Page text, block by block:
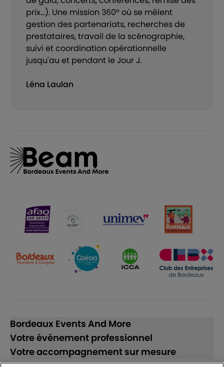
prix...). Une mission 360° où se mêlent
gestion des partenariats, recherches de
prestataires, travail de la scénographie,
suivi et coordination opérationnelle
jusqu'au et pendant le Jour J.
Léna Laulan
Bordeaux Events And More
Votre événement professionnel
Votre accompagnement sur mesure